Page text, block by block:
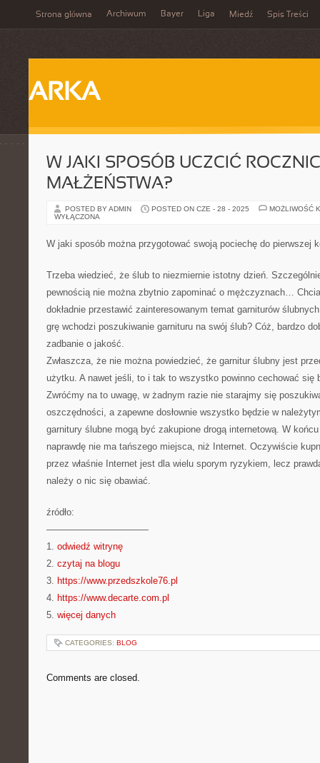
Strona główna Archiwum Bayer Liga Miedź Spis Treści
ARKA
W JAKI SPOSÓB UCZCIĆ
MAŁŻEŃSTWA?
POSTED BY ADMIN POSTED ON CZE - 28 - 2025
MOŻLIWOŚĆ
WYŁĄCZONA
W jaki sposób można przygotować swoją pociechę do pierwszej
Trzeba wiedzieć, że ślub to niezmiernie istotny dzień.
pewnością nie można zbytnio zapominać o mężczyznach…
dokładnie przestawić zainteresowanym temat garniturów
grę wchodzi poszukiwanie garnituru na swój ślub? Cóż, bardzo
zadbanie o jakość.
Zwłaszcza, że nie można powiedzieć, że garnitur ślubny jest
użytku. A nawet jeśli, to i tak to wszystko powinno cechować się
Zwróćmy na to uwagę, w żadnym razie nie starajmy się
oszczędności, a zapewne dosłownie wszystko będzie w
garnitury ślubne mogą być zakupione drogą internetową. W
naprawdę nie ma tańszego miejsca, niż Internet. Oczywiście
przez właśnie Internet jest dla wielu sporym ryzykiem, lecz
należy o nic się obawiać.
źródło:
———————————
1. odwiedź witrynę
2. czytaj na blogu
3. https://www.przedszkole76.pl
4. https://www.decarte.com.pl
5. więcej danych
CATEGORIES: BLOG
Comments are closed.